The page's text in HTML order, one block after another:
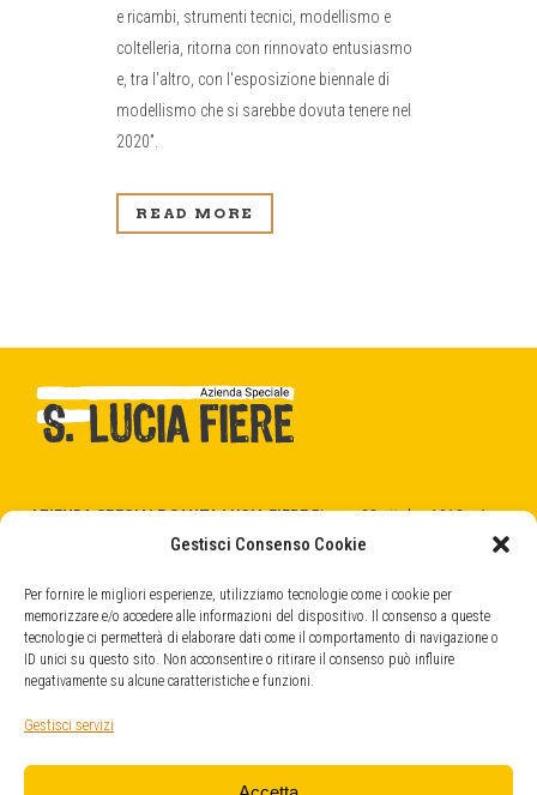
Gestisci Consenso Cookie
Per fornire le migliori esperienze, utilizziamo tecnologie come i cookie per
memorizzare e/o accedere alle informazioni del dispositivo. Il consenso a queste
tecnologie ci permetterà di elaborare dati come il comportamento di navigazione o
ID unici su questo sito. Non acconsentire o ritirare il consenso può influire
negativamente su alcune caratteristiche e funzioni.
Gestisci servizi
e ricambi, strumenti tecnici, modellismo e
coltelleria, ritorna con rinnovato entusiasmo
e, tra l'altro, con l'esposizione biennale di
modellismo che si sarebbe dovuta tenere nel
2020”.
READ MORE
AZIENDA SPECIALE SANTA LUCIA FIEREPiazza 28 ottobre 1918 n.1
31025 Santa Lucia di Piave (TV)
cod. SDI -5RUO82D
QUARTIERE FIERISTICO
Strada Provinciale, 45
31025 Santa Lucia di Piave (TV)
santaluciafiere@legalmail.it